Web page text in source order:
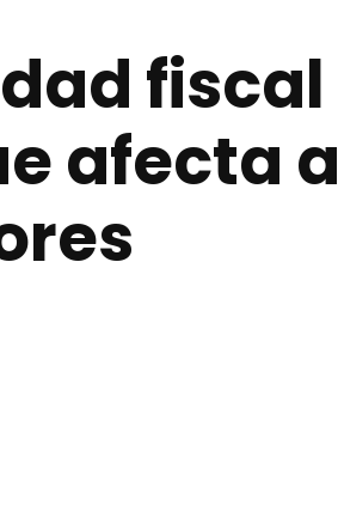
fiscal
afecta a